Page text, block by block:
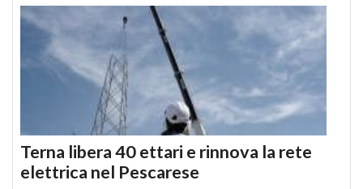
Terna libera 40 ettari e rinnova la rete
elettrica nel Pescarese